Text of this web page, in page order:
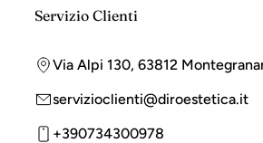
Servizio Clienti
Via Alpi 130, 63812
servizioclienti@diroestetica.it
+390734300978